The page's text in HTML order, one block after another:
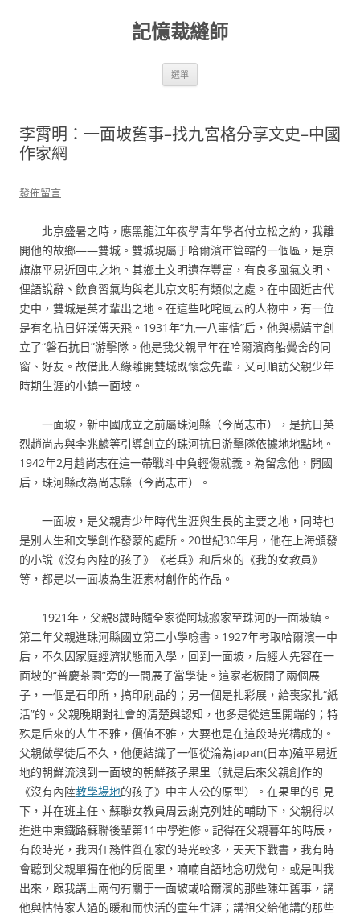
記憶裁縫師
選單
李霄明：一面坡舊事–找九宮格分享文史–中國
作家網
發佈留言
北京盛暑之時，應黑龍江年夜學青年學者付立松之約，我離
開他的故鄉——雙城。雙城現屬于哈爾濱市管轄的一個區，是京
旗旗平易近回屯之地。其鄉土文明遺存豐富，有良多風氣文明、
俚語說辭、飲食習氣均與老北京文明有類似之處。在中國近古代
史中，雙城是英才輩出之地。在這些叱咤風云的人物中，有一位
是有名抗日好漢傅天飛。1931年“九一八事情”后，他與楊靖宇創
立了“磐石抗日”游擊隊。他是我父親早年在哈爾濱商船黌舍的同
窗、好友。故借此人緣離開雙城既懷念先輩，又可順訪父親少年
時期生涯的小鎮一面坡。
一面坡，新中國成立之前屬珠河縣（今尚志市），是抗日英
烈趙尚志與李兆麟等引導創立的珠河抗日游擊隊依據地地點地。
1942年2月趙尚志在這一帶戰斗中負輕傷就義。為留念他，開國
后，珠河縣改為尚志縣（今尚志市）。
一面坡，是父親青少年時代生涯與生長的主要之地，同時也
是別人生和文學創作發蒙的處所。20世紀30年月，他在上海頒發
的小說《沒有內陸的孩子》《老兵》和后來的《我的女教員》
等，都是以一面坡為生涯素材創作的作品。
1921年，父親8歲時隨全家從阿城搬家至珠河的一面坡鎮。
第二年父親進珠河縣國立第二小學唸書。1927年考取哈爾濱一中
后，不久因家庭經濟狀態而入學，回到一面坡，后經人先容在一
面坡的“普慶茶園”旁的一間展子當學徒。這家老板開了兩個展
子，一個是石印所，搞印刷品的；另一個是扎彩展，給喪家扎“紙
活”的。父親晚期對社會的清楚與認知，也多是從這里開端的；特
殊是后來的人生不雅，價值不雅，大要也是在這段時光構成的。
父親做學徒后不久，他便結識了一個從淪為japan(日本)殖平易近
地的朝鮮流浪到一面坡的朝鮮孩子果里（就是后來父親創作的
《沒有內陸教學場地的孩子》中主人公的原型）。在果里的引見
下，并在班主任、蘇聯女教員周云謝克列娃的輔助下，父親得以
進進中東鐵路蘇聯後輩第11中學進修。記得在父親暮年的時辰，
有段時光，我因任務性質在家的時光較多，天天下戰書，我有時
會聽到父親單獨在他的房間里，喃喃自語地念叨幾句，或是叫我
出來，跟我講上兩句有關于一面坡或哈爾濱的那些陳年舊事，講
他與怙恃家人過的暖和而快活的童年生涯；講祖父給他講的那些